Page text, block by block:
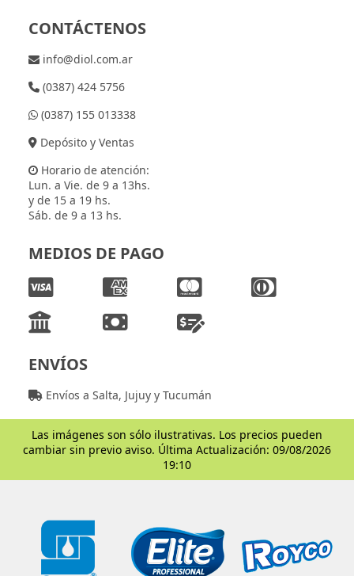
CONTÁCTENOS
info@diol.com.ar
(0387) 424 5756
(0387) 155 013338
Depósito y Ventas
Horario de atención:
Lun. a Vie. de 9 a 13hs.
y de 15 a 19 hs.
Sáb. de 9 a 13 hs.
MEDIOS DE PAGO
ENVÍOS
Envíos a Salta, Jujuy y Tucumán
Las imágenes son sólo ilustrativas. Los precios pueden
cambiar sin previo aviso. Última Actualización: 09/08/2026
19:10